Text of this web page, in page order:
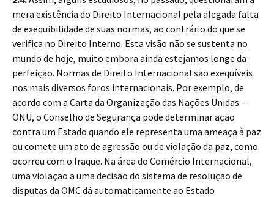
mera existência do Direito Internacional pela alegada falta
de exeqüibilidade de suas normas, ao contrário do que se
verifica no Direito Interno. Esta visão não se sustenta no
mundo de hoje, muito embora ainda estejamos longe da
perfeição. Normas de Direito Internacional são exeqüíveis
nos mais diversos foros internacionais. Por exemplo, de
acordo com a Carta da Organização das Nações Unidas –
ONU, o Conselho de Segurança pode determinar ação
contra um Estado quando ele representa uma ameaça à paz
ou comete um ato de agressão ou de violação da paz, como
ocorreu com o Iraque. Na área do Comércio Internacional,
uma violação a uma decisão do sistema de resolução de
disputas da OMC dá automaticamente ao Estado